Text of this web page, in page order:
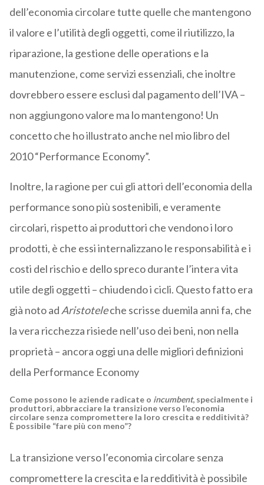
dell’economia circolare tutte quelle che mantengono
il valore e l’utilità degli oggetti, come il riutilizzo, la
riparazione, la gestione delle operations e la
manutenzione, come servizi essenziali, che inoltre
dovrebbero essere esclusi dal pagamento dell’IVA –
non aggiungono valore ma lo mantengono! Un
concetto che ho illustrato anche nel mio libro del
2010 “Performance Economy”.
Inoltre, la ragione per cui gli attori dell’economia della
performance sono più sostenibili, e veramente
circolari, rispetto ai produttori che vendono i loro
prodotti, è che essi internalizzano le responsabilità e i
costi del rischio e dello spreco durante l’intera vita
utile degli oggetti – chiudendo i cicli. Questo fatto era
già noto ad Aristoteleche scrisse duemila anni fa, che
la vera ricchezza risiede nell’uso dei beni, non nella
proprietà – ancora oggi una delle migliori definizioni
della Performance Economy
Come possono le aziende radicate o incumbent, specialmente i
produttori, abbracciare la transizione verso l’economia
circolare senza compromettere la loro crescita e redditività?
È possibile “fare più con meno”?
La transizione verso l’economia circolare senza
compromettere la crescita e la redditività è possibile